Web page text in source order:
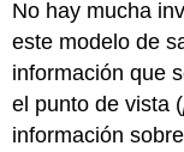
No hay mucha
este modelo de
información que
el punto de vista (
información